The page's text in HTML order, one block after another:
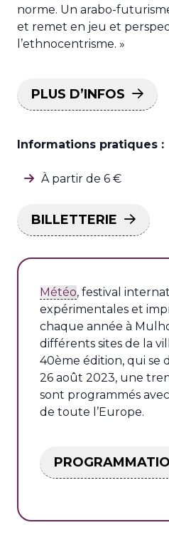
norme. Un arabo-
et remet en jeu et
l’ethnocentrisme. »
PLUS D’INFOS
Informations pratiques :
À partir de 6 €
BILLETTERIE
Météo, festival
expérimentales et
chaque année à
différents sites de la
40ème édition, qui se
26 août 2023, une
sont programmés
de toute l’Europe.